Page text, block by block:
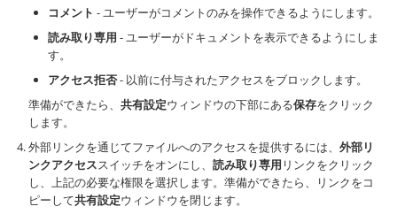
コメント - ユーザーがコメントのみを操作できるようにします。
読み取り専用 - ユーザーがドキュメントを表示できるようにしま
す。
アクセス拒否- 以前に付与されたアクセスをブロックします。
準備ができたら、 共有設定ウィンドウの下部にある保存をクリック
します。
外部リンクを通じてファイルへのアクセスを提供するには、 外部リ
ンクアクセススイッチをオンにし、 読み取り専用 リンクをクリック
し、上記の必要な権限を選択します。準備ができたら、リンクをコ
ピーして共有設定ウィンドウを閉じます。